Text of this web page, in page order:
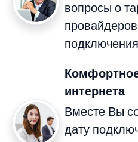
вопросы о
интернета
Вместе Вы
дату